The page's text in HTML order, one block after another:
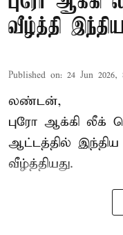
வீழ்த்தி
Published on: 24 Jun 2026,
லண்டன்,
புரோ ஆக்கி லீக்
ஆட்டத்தில்
வீழ்த்தியது.